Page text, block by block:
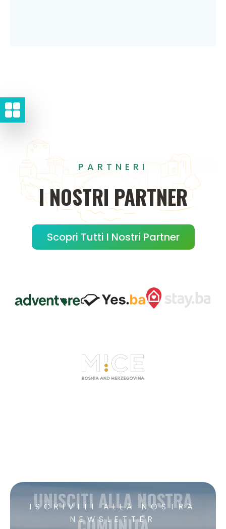
PARTNERI
INOSTRI PARTNER
Scopri Tutti I Nostri Partner
ISCRIVITI ALLA NOSTRA
NEWSLETTER
UNISCITI ALLA NOSTRA